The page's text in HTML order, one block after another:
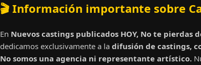
🎬 Información importante sobre
En Nuevos castings publicados HOY, No te pierdas
dedicamos exclusivamente a la difusión de castings,
No somos una agencia ni representante artístico.